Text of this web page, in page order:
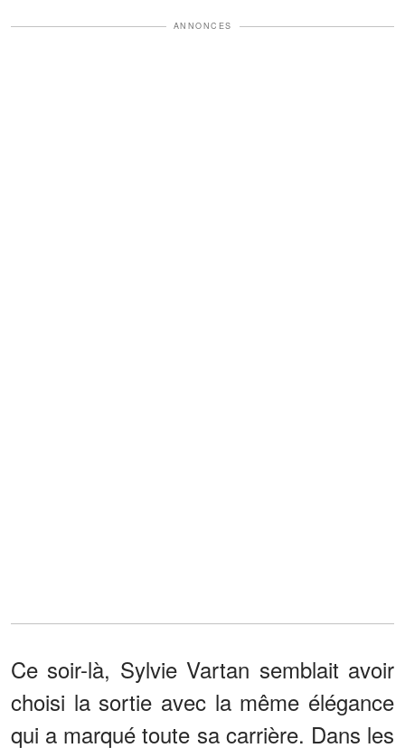
ANNONCES
Ce soir-là, Sylvie Vartan semblait avoir
choisi la sortie avec la même élégance
qui a marqué toute sa carrière. Dans les